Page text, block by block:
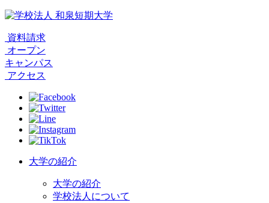
資料請求
オープン
キャンパス
アクセス
大学の紹介
大学の紹介
学校法人について